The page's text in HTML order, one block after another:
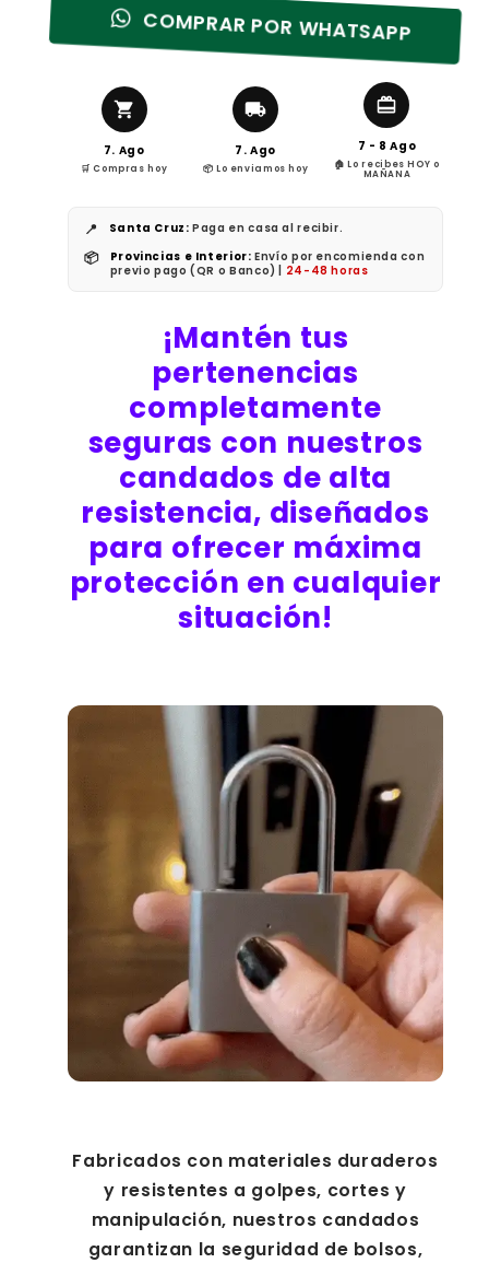
COMPRAR POR WHATSAPP
7. Ago
🛒 Compras hoy
7. Ago
📦 Lo enviamos hoy
7 - 8 Ago
🏠 Lo recibes HOY o
MAÑANA
📍 Santa Cruz: Paga en casa al recibir.
📦 Provincias e Interior: Envío por encomienda con
previo pago (QR o Banco) |
24-48 horas
¡Mantén tus
pertenencias
completamente
seguras con nuestros
candados de alta
resistencia, diseñados
para ofrecer máxima
protección en cualquier
situación!
Fabricados con materiales duraderos
y resistentes a golpes, cortes y
manipulación, nuestros candados
garantizan la seguridad de bolsos,